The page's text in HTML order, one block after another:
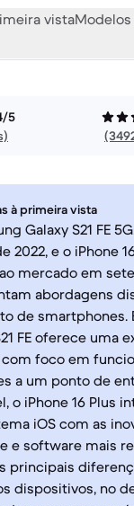
vista
5
à primeira vista
Galaxy S21 FE
2022, e o iPhone
mercado em
abordagens
de smartphones.
FE oferece uma
foco em
a um ponto de
o iPhone 16 Plus
iOS com as
e software mais
principais
dispositivos, no